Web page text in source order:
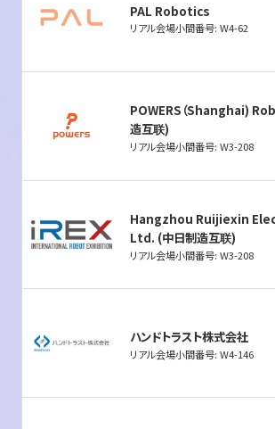
PAL Robotics
リアル会場小間番号: W4-62
POWERS（Shanghai)
造互联)
リアル会場小間番号: W3-208
Hangzhou Ruijiexin
Ltd. (中日制造互联)
リアル会場小間番号: W3-208
ハンドトラスト株式会社
リアル会場小間番号: W4-146